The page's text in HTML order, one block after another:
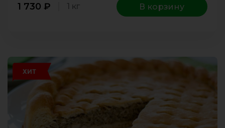
1 730 ₽ 1 кг В корзину
ХИТ